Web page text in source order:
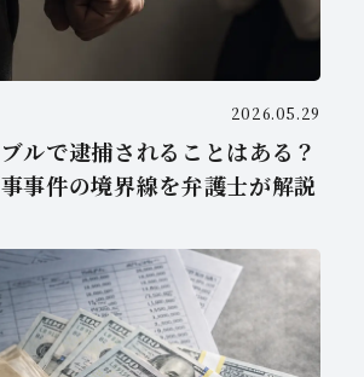
2026.05.29
ルで逮捕されることはある？
事件の境界線を弁護士が解説